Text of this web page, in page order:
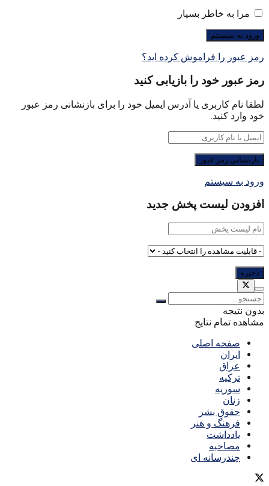
مرا به خاطر بسپار
رمز عبور را فراموش کرده اید؟
رمز عبور خود را بازیابی کنید
لطفا نام کاربری یا آدرس ایمیل خود را برای بازنشانی رمز عبور
خود وارد کنید.
ورود به سیستم
افزودن لیست پخش جدید
بدون نتیجه
مشاهده تمام نتایج
صفحه اصلی
ایران
عراق
ترکیه
سوریه
زنان
حقوق بشر
فرهنگ و هنر
یادداشت
مصاحبه
چندرسانه ای